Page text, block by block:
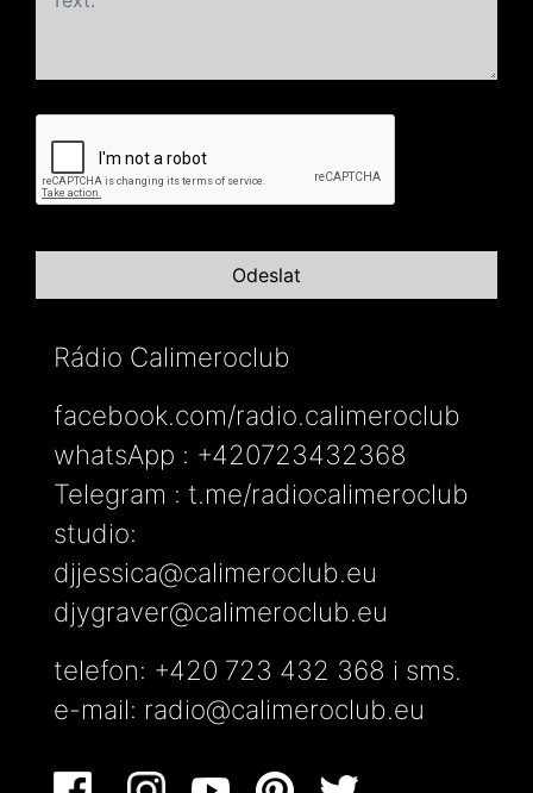
Rádio Calimeroclub
facebook.com/radio.calimeroclub
whatsApp : +420723432368
Telegram : t.me/radiocalimeroclub
studio:
djjessica@calimeroclub.eu
djygraver@calimeroclub.eu
telefon: +420 723 432 368 i sms.
e-mail: radio@calimeroclub.eu